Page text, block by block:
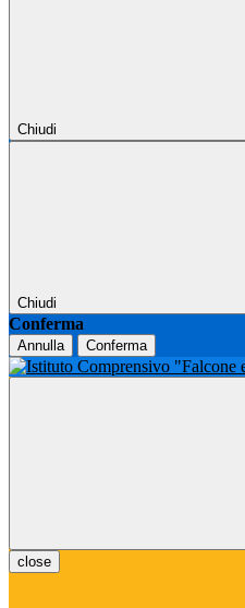
Chiudi
Chiudi
Conferma
Annulla Conferma
close